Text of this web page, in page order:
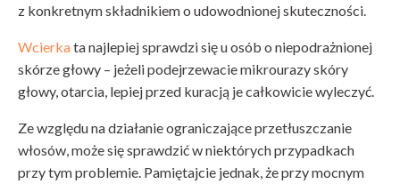
z konkretnym składnikiem o udowodnionej skuteczności.
Wcierkata najlepiej sprawdzi się u osób o niepodrażnionej
skórze głowy – jeżeli podejrzewacie mikrourazy skóry
głowy, otarcia, lepiej przed kuracją je całkowicie wyleczyć.
Ze względu na działanie ograniczające przetłuszczanie
włosów, może się sprawdzić w niektórych przypadkach
przy tym problemie. Pamiętajcie jednak, że przy mocnym